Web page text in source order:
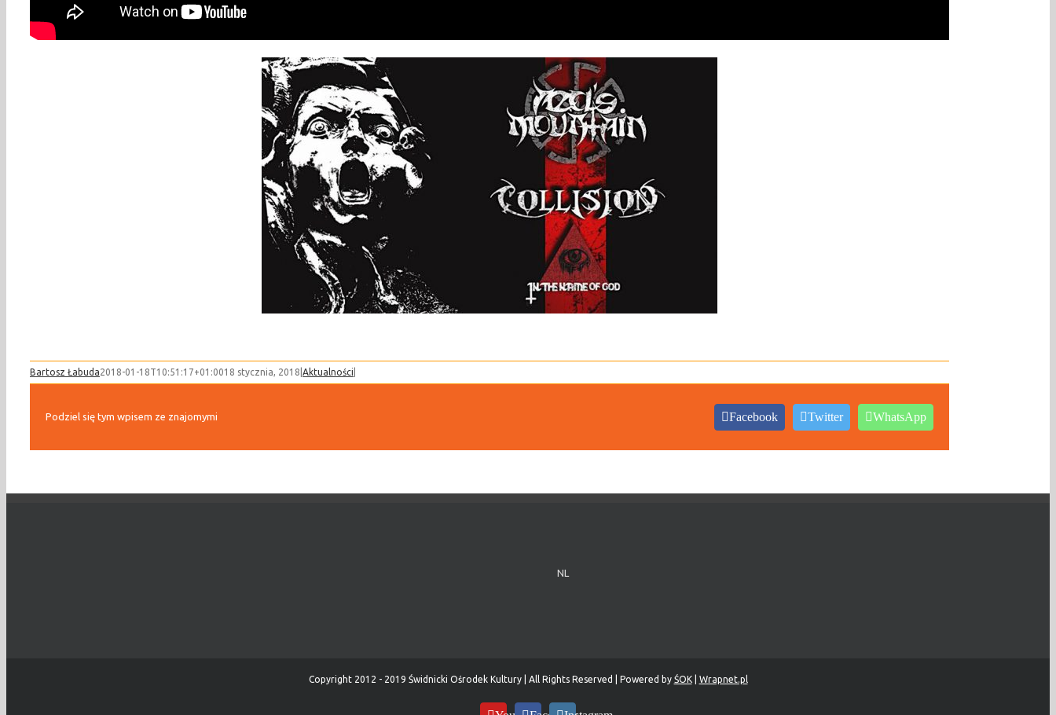
Bartosz Łabuda2018-01-18T10:51:17+01:0018 stycznia, 2018 Aktualności
Podziel się tym wpisem ze znajomymi Facebook Twitter WhatsApp
NL
Copyright 2012 - 2019 Świdnicki Ośrodek Kultury | All Rights Reserved | Powered by ŚOK| Wrapnet.pl